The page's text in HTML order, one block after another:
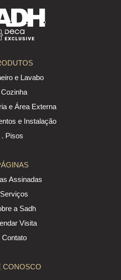
e Lavabo
Cozinha
e Área Externa
e Instalação
. Pisos
Assinadas
a Sadh
Visita
Contato
CONOSCO